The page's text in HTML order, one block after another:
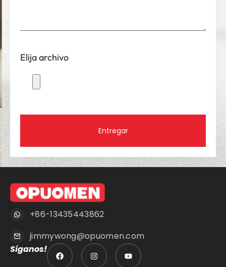
Elija archivo
Entregar
+86-13435443862
jimmywong@opuomen.com
Síganos!